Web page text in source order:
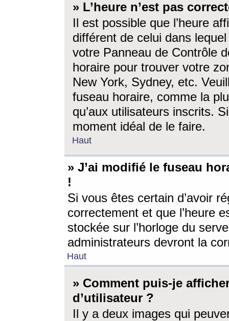
» L’heure n’est pas
Il est possible que l’heure
différent de celui dans
votre Panneau de Contrôle
horaire pour trouver votre
New York, Sydney, etc.
fuseau horaire, comme la
qu’aux utilisateurs inscrits.
moment idéal de le faire.
Haut
» J’ai modifié le fuseau
!
Si vous êtes certain d’avoir
correctement et que l’heure
stockée sur l’horloge du
administrateurs devront la
Haut
» Comment puis-je
d’utilisateur ?
Il y a deux images qui